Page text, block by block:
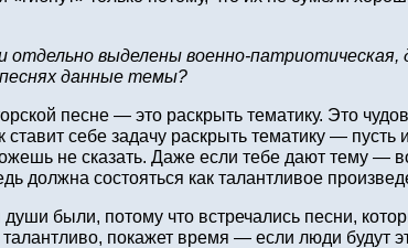
выделены военно-патриотическая,
данные темы?
песне — это раскрыть тематику. Это
себе задачу раскрыть тематику —
не сказать. Даже если тебе дают тему —
должна состояться как талантливое
души были, потому что встречались песни,
покажет время — если люди будут